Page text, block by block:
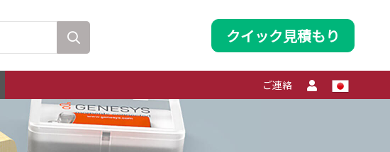
クイック見積もり
ご連絡